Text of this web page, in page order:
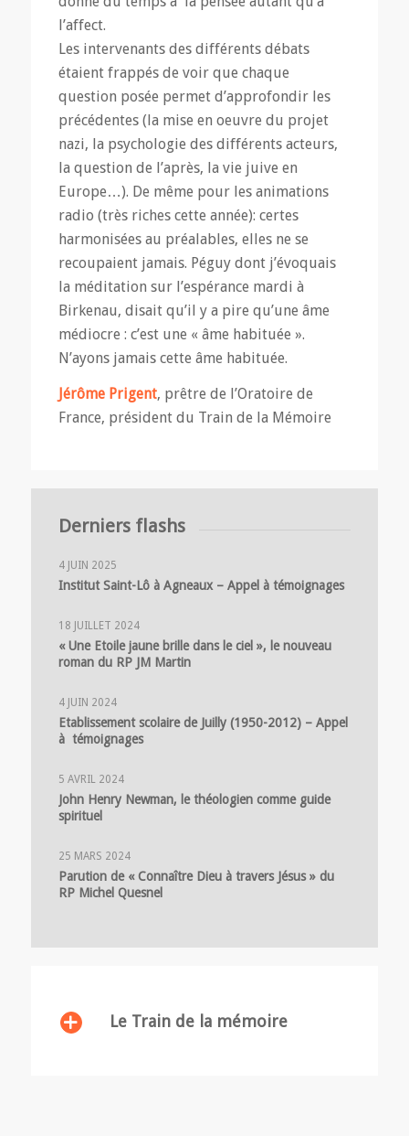
l’affect.
Les intervenants des différents débats
étaient frappés de voir que chaque
question posée permet d’approfondir les
précédentes (la mise en oeuvre du projet
nazi, la psychologie des différents acteurs,
la question de l’après, la vie juive en
Europe…). De même pour les animations
radio (très riches cette année): certes
harmonisées au préalables, elles ne se
recoupaient jamais. Péguy dont j’évoquais
la méditation sur l’espérance mardi à
Birkenau, disait qu’il y a pire qu’une âme
médiocre : c’est une « âme habituée ».
N’ayons jamais cette âme habituée.
Jérôme Prigent, prêtre de l’Oratoire de
France, président du Train de la Mémoire
Derniers flashs
4 JUIN 2025
Institut Saint-Lô à Agneaux – Appel à témoignages
18 JUILLET 2024
« Une Etoile jaune brille dans le ciel », le nouveau
roman du RP JM Martin
4 JUIN 2024
Etablissement scolaire de Juilly (1950-2012) – Appel
à témoignages
5 AVRIL 2024
John Henry Newman, le théologien comme guide
spirituel
25 MARS 2024
Parution de « Connaître Dieu à travers Jésus » du
RP Michel Quesnel
Le Train de la mémoire